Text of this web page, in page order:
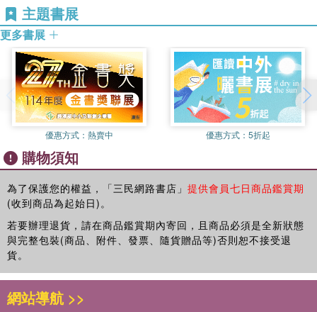
1971年完成《郭嵩燾先生年譜》。因當時不知有郭日記，年譜
缺漏甚多。後來寶千兄利用日記再增補年譜，出版續編一厚冊
，足見這部日記所能提供的材料，是何等的重要。名人日記多
矣，但價值參差不齊，罕見如郭日記之翔實完備，他一直記到
生命的最後一天。更重要的是，他的日記未於生前或身後披
露，百餘年後無意中被發現，可見他原無意公諸於世，完全是
他的私密空間，實話實說，真情流露，幾無隱晦，自是深入其
内心世界無可取代的珍貴史料。
透徹的描寫」。郭氏的仕途並非快意，他雖得咸豐皇帝、慈禧
友，但他的官位遠不能與當時的咸同將相，相提並論。要因他
的耿直性格，不屑鑽營求官。事實上，他所得的職務多半是奉
命要他去排難解紛，位置並不顯赫。他的歸隱也與他的個性有
關，他狷介固執，做官是為了做事，做不成事，絕不戀棧，斷
然求去。出仕往往勉為其難，歸隱則不願屈心抑志，所以並無
如國祁兄所說有仕與隱的矛盾。他在官場的挫折事小，國家未
能妥善處理洋務，順利走向世界，兹事體大。他與長官與僚屬
難以相處，雖與他的固執個性有關，但他是執善固執，並非頑
第十四章 城南書院
第十五章 海疆多事奉詔入京
第十六章 重遊京師與新任命
第十七章 出使前的波折
第十八章 郭大人出洋
第十九章 首任駐英法公使
第二十章 置身西歐文明
第廿一章 激賞嚴又陵
第廿三章 辭行 觀光 歸程
第廿五章 食滬返湘不願北上
第廿六章 定居省城長沙
第廿七章 不忍不談洋務
第廿八章 晚年心境
第廿九章 走向世界的挫折
參考書目
主題書展
更多書展
優惠方式： 熱賣中 優惠方式： 5折起
購物須知
為了保護您的權益，「三民網路書店」 提供會員七日商品鑑賞期
(收到商品為起始日)。
若要辦理退貨，請在商品鑑賞期內寄回，且商品必須是全新狀態
與完整包裝(商品、附件、發票、隨貨贈品等)否則恕不接受退
貨。
網站導航 >>